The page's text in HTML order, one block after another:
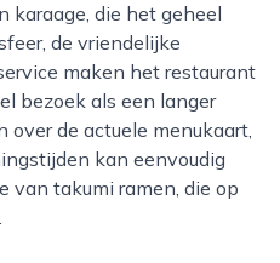
karaage, die het geheel
de vriendelijke
maken het restaurant
bezoek als een langer
de actuele menukaart,
kan eenvoudig
van takumi ramen, die op